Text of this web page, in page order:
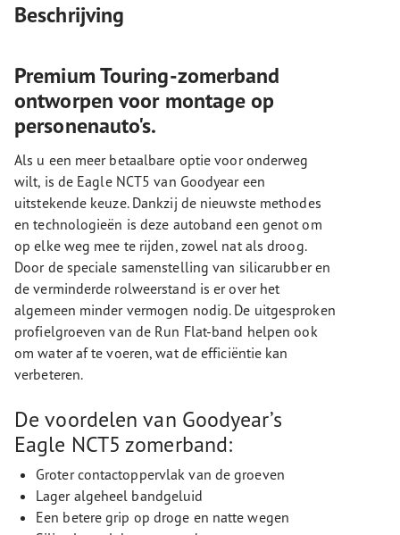
Beschrijving
Premium Touring-zomerband
ontworpen voor montage op
personenauto's.
Als u een meer betaalbare optie voor onderweg
wilt, is de Eagle NCT5 van Goodyear een
uitstekende keuze. Dankzij de nieuwste methodes
en technologieën is deze autoband een genot om
op elke weg mee te rijden, zowel nat als droog.
Door de speciale samenstelling van silicarubber en
de verminderde rolweerstand is er over het
algemeen minder vermogen nodig. De uitgesproken
profielgroeven van de Run Flat-band helpen ook
om water af te voeren, wat de efficiëntie kan
verbeteren.
De voordelen van Goodyear’s
Eagle NCT5 zomerband:
Groter contactoppervlak van de groeven
Lager algeheel bandgeluid
Een betere grip op droge en natte wegen